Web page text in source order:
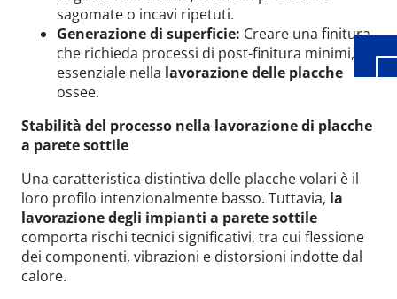
sagomate o incavi ripetuti.
Generazione di superficie: Creare una finitura
che richieda processi di post-finitura minimi,
essenziale nella lavorazione delle placche
ossee.
Stabilità del processo nella lavorazione di placche
a parete sottile
Una caratteristica distintiva delle placche volari è il
loro profilo intenzionalmente basso. Tuttavia, la
lavorazione degli impianti a parete sottile
comporta rischi tecnici significativi, tra cui flessione
dei componenti, vibrazioni e distorsioni indotte dal
calore.